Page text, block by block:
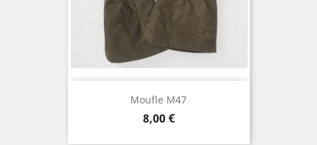
Moufle M47
Prix
8,00 €